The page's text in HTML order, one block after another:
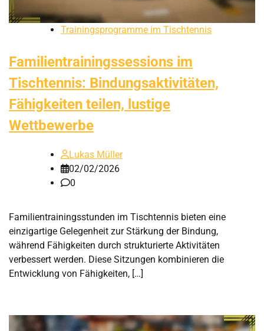
Trainingsprogramme im Tischtennis
Familientrainingssessions im
Tischtennis: Bindungsaktivitäten,
Fähigkeiten teilen, lustige
Wettbewerbe
Lukas Müller
02/02/2026
0
Familientrainingsstunden im Tischtennis bieten eine
einzigartige Gelegenheit zur Stärkung der Bindung,
während Fähigkeiten durch strukturierte Aktivitäten
verbessert werden. Diese Sitzungen kombinieren die
Entwicklung von Fähigkeiten, […]